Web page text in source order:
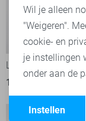
Lerros T-shirt
18,00
Wil je alleen
"Weigeren".
cookie- en
je instellingen
onder aan de
Instellen